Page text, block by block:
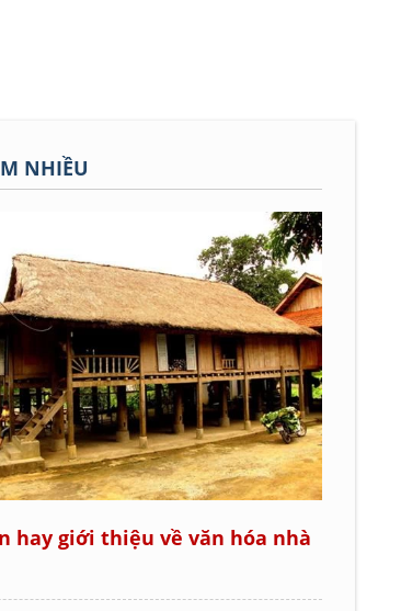
NHIỀU
hay giới thiệu về văn hóa nhà